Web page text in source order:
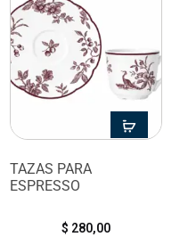
TAZAS PARA
ESPRESSO
$ 280,00